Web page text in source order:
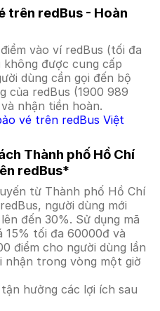
trên redBus - Hoàn
vào ví redBus (tối đa
không được cung cấp
dùng cần gọi đến bộ
của redBus (1900 989
nhận tiền hoàn.
vé trên redBus Việt
Thành phố Hồ Chí
redBus*
từ Thành phố Hồ Chí
người dùng mới
đến 30%. Sử dụng mã
15% tối đa 60000đ và
điểm cho người dùng lần
nhận trong vòng một giờ
hưởng các lợi ích sau